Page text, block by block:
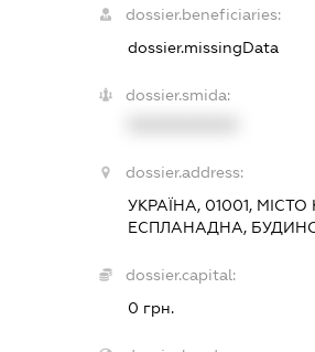
dossier.beneficiaries:
dossier.missingData
dossier.smida:
dossier.address:
УКРАЇНА, 01001, МІСТО
ЕСПЛАНАДНА,
dossier.capital:
0 грн.